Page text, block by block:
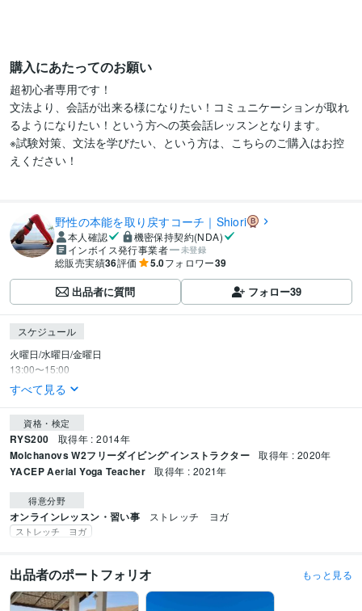
購入にあたってのお願い
超初心者専用です！
文法より、会話が出来る様になりたい！コミュニケーションが取れ
るようになりたい！という方への英会話レッスンとなります。
※試験対策、文法を学びたい、という方は、こちらのご購入はお控
えください！
野性の本能を取り戻すコーチ｜Shiori
本人確認
機密保持契約(NDA)
インボイス発行事業者
未登録
総販売実績36評価 5.0フォロワー39
出品者に質問 フォロー39
スケジュール
火曜日/水曜日/金曜日
13:00〜15:00
すべて見る
資格・検定
RYS200 取得年 : 2014年
Molchanovs W2フリーダイビング’インストラクター 取得年 : 2020年
YACEP Aerial Yoga Teacher 取得年 : 2021年
得意分野
オンラインレッスン・習い事 ストレッチ　ヨガ
ストレッチ ヨガ
出品者のポートフォリオ もっと見る